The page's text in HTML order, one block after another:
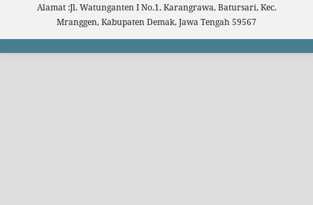
Alamat :Jl. Watunganten I No.1, Karangrawa, Batursari, Kec.
Mranggen, Kabupaten Demak, Jawa Tengah 59567